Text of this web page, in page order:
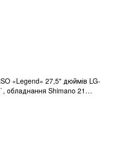
«Legend» 27,5" дюймів LG-
обладнання Shimano 21